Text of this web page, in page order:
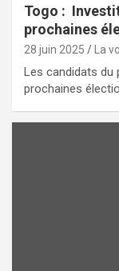
Togo :
prochaines
28 juin 2025 La
Les candidats du
prochaines